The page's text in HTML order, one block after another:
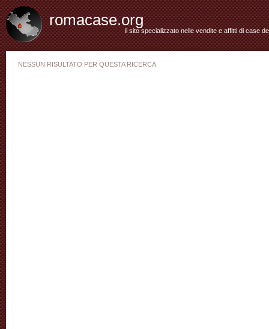
romacase.org
il sito specializzato nelle vendite e affitti di case
NESSUN RISULTATO PER QUESTA RICERCA